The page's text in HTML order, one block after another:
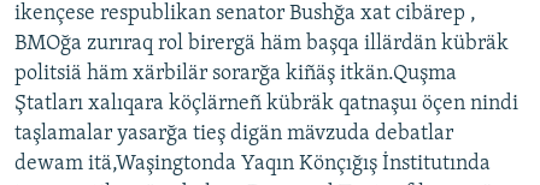
ikençese respublikan senator Bushğa xat cibärep ,
BMOğa zurıraq rol birergä häm başqa illärdän kübräk
politsiä häm xärbilär sorarğa kiñäş itkän.Quşma
Ştatları xalıqara köçlärneñ kübräk qatnaşuı öçen nindi
taşlamalar yasarğa tieş digän mävzuda debatlar
dewam itä,Waşingtonda Yaqın Könçığış İnstitutında